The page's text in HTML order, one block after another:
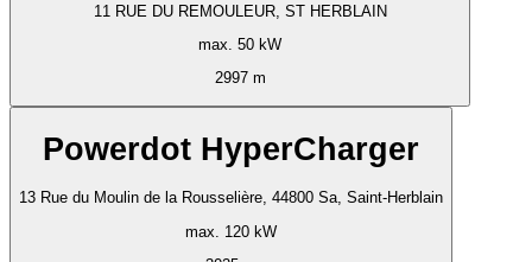
11 RUE DU REMOULEUR, ST HERBLAIN
max. 50 kW
2997 m
Powerdot HyperCharger
13 Rue du Moulin de la Rousselière, 44800 Sa, Saint-Herblain
max. 120 kW